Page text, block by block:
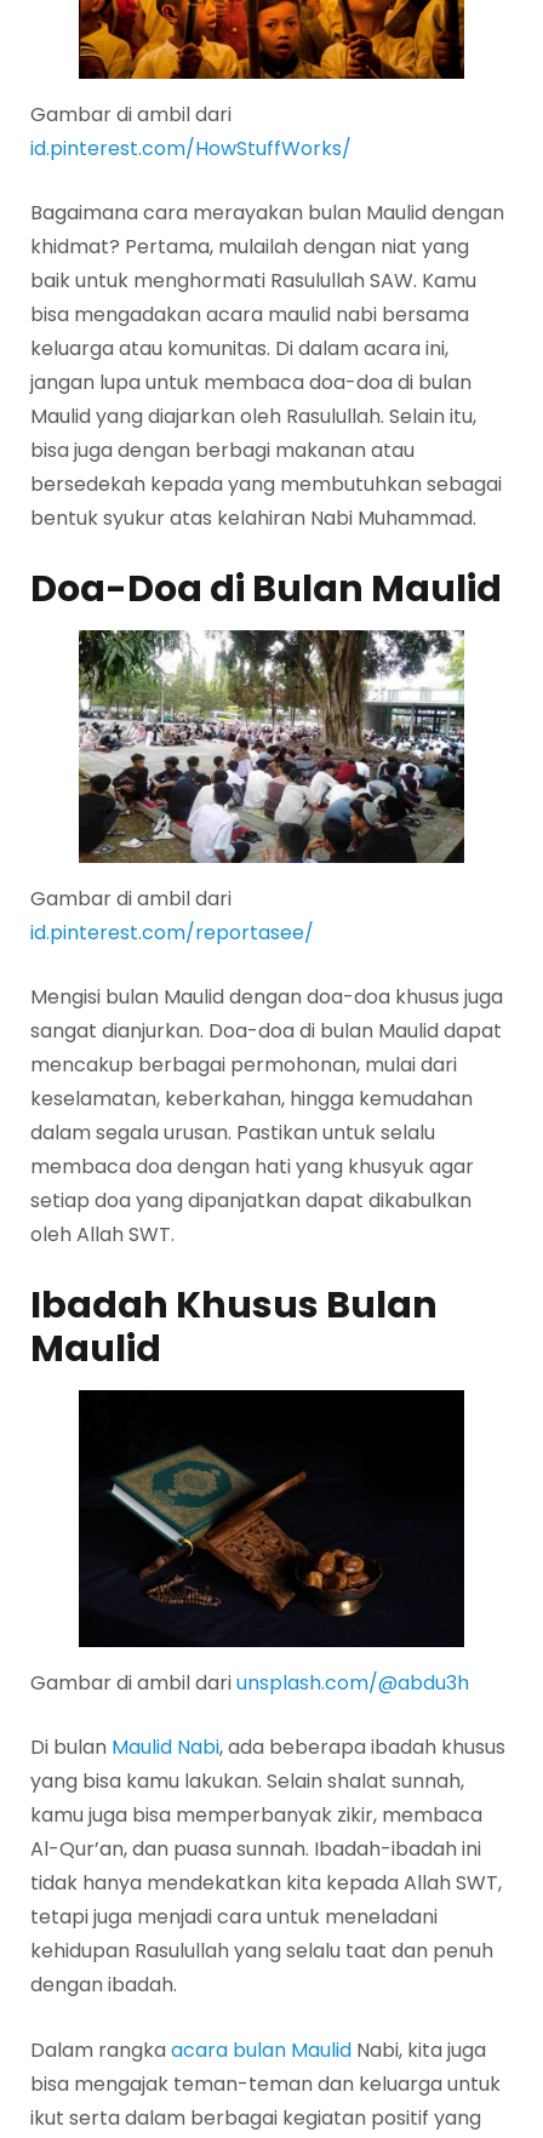
Gambar di ambil dari
id.pinterest.com/HowStuffWorks/
Bagaimana cara merayakan bulan Maulid dengan
khidmat? Pertama, mulailah dengan niat yang
baik untuk menghormati Rasulullah SAW. Kamu
bisa mengadakan acara maulid nabi bersama
keluarga atau komunitas. Di dalam acara ini,
jangan lupa untuk membaca doa-doa di bulan
Maulid yang diajarkan oleh Rasulullah. Selain itu,
bisa juga dengan berbagi makanan atau
bersedekah kepada yang membutuhkan sebagai
bentuk syukur atas kelahiran Nabi Muhammad.
Doa-Doa di Bulan Maulid
Gambar di ambil dari
id.pinterest.com/reportasee/
Mengisi bulan Maulid dengan doa-doa khusus juga
sangat dianjurkan. Doa-doa di bulan Maulid dapat
mencakup berbagai permohonan, mulai dari
keselamatan, keberkahan, hingga kemudahan
dalam segala urusan. Pastikan untuk selalu
membaca doa dengan hati yang khusyuk agar
setiap doa yang dipanjatkan dapat dikabulkan
oleh Allah SWT.
Ibadah Khusus Bulan
Maulid
Gambar di ambil dariunsplash.com/@abdu3h
Di bulan Maulid Nabi, ada beberapa ibadah khusus
yang bisa kamu lakukan. Selain shalat sunnah,
kamu juga bisa memperbanyak zikir, membaca
Al-Qur’an, dan puasa sunnah. Ibadah-ibadah ini
tidak hanya mendekatkan kita kepada Allah SWT,
tetapi juga menjadi cara untuk meneladani
kehidupan Rasulullah yang selalu taat dan penuh
dengan ibadah.
Dalam rangkaacara bulan Maulid Nabi, kita juga
bisa mengajak teman-teman dan keluarga untuk
ikut serta dalam berbagai kegiatan positif yang